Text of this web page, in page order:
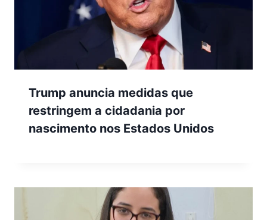
Trump anuncia medidas que
restringem a cidadania por
nascimento nos Estados Unidos